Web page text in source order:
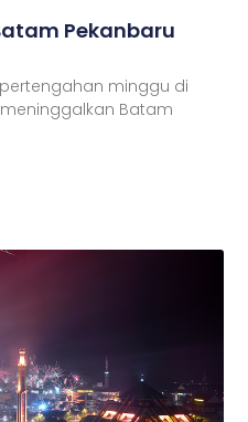
Pekanbaru
minggu di
Batam